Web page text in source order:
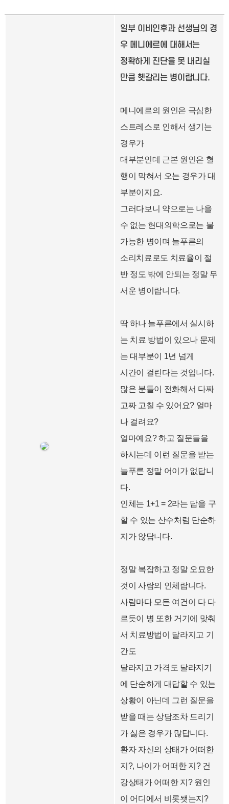
일부 이비인후과 선생님의 경
우 메니에르에 대해서는
정확하게 진단을 못 내리실
만큼 헷갈리는 병이랍니다.
메니에르의 원인은 극심한
스트레스로 인해서 생기는
경우가
대부분인데 근본 원인은 혈
행이 막혀서 오는 경우가 대
부분이지요.
그러다보니 약으로는 나을
수 없는 현대의학으로는 불
가능한 병이며 늘푸른의
소리치료로도 치료율이 절
반 정도 밖에 안되는 정말 무
서운 병이랍니다.
딱 하나 늘푸른에서 실시하
는 치료 방법이 있으나 문제
는 대부분이 1년 넘게
시간이 걸린다는 것입니다.
많은 분들이 전화해서 다짜
고짜 고칠 수 있어요? 얼마
나 걸려요?
얼마예요? 하고 질문들을
하시는데 이런 질문을 받는
늘푸른 정말 어이가 없답니
다.
인체는 1+1 = 2라는 답을 구
할 수 있는 산수처럼 단순하
지가 않답니다.
정말 복잡하고 정말 오묘한
것이 사람의 인체랍니다.
사람마다 모든 여건이 다 다
르듯이 병 또한 거기에 맞춰
서 치료방법이 달라지고 기
간도
달라지고 가격도 달라지기
에 단순하게 대답할 수 있는
상황이 아닌데 그런 질문을
받을 때는 상담조차 드리기
가 싫은 경우가 많답니다.
환자 자신의 상태가 어떠한
지?, 나이가 어떠한 지? 건
강상태가 어떠한 지? 원인
이 어디에서 비롯됏는지?